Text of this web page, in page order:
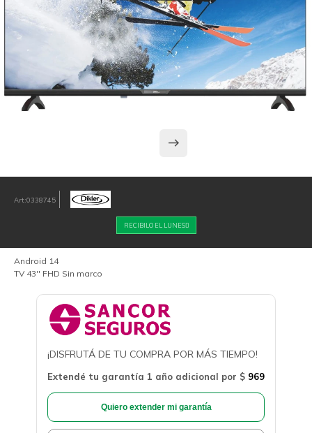
0338745
RECIBILO EL LUNES
Android 14
TV 43'' FHD Sin marco
¡DISFRUTÁ DE TU COMPRA POR MÁS TIEMPO!
Extendé tu garantía 1 año adicional por $ 969
Quiero extender mi garantía